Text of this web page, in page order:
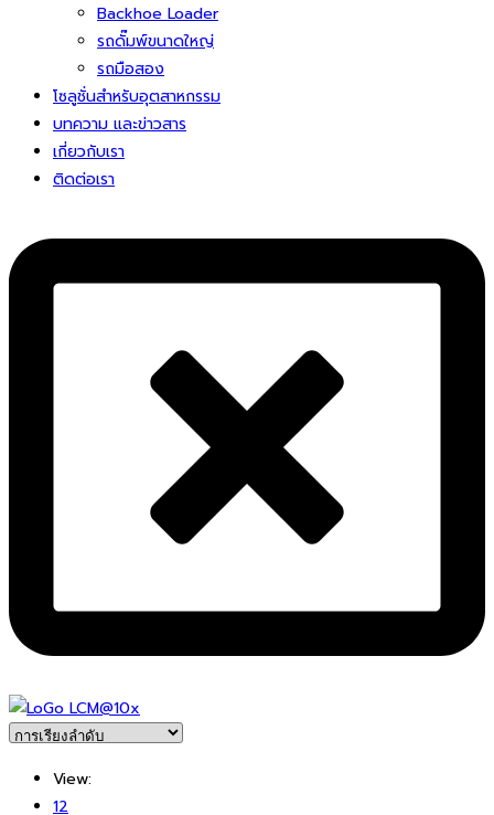
Backhoe Loader
รถดั๊มพ์ขนาดใหญ่
รถมือสอง
โซลูชั่นสําหรับอุตสาหกรรม
บทความ และข่าวสาร
เกี่ยวกับเรา
ติดต่อเรา
View:
12